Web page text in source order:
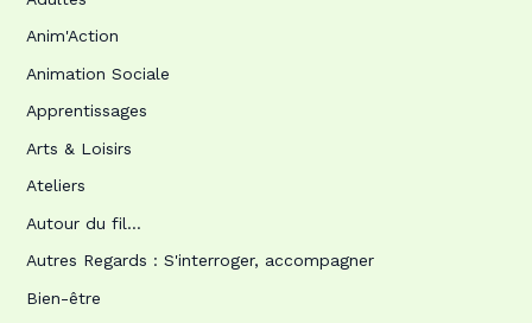
Anim'Action
Animation Sociale
Apprentissages
Arts & Loisirs
Ateliers
Autour du fil…
Autres Regards : S'interroger, accompagner
Bien-être